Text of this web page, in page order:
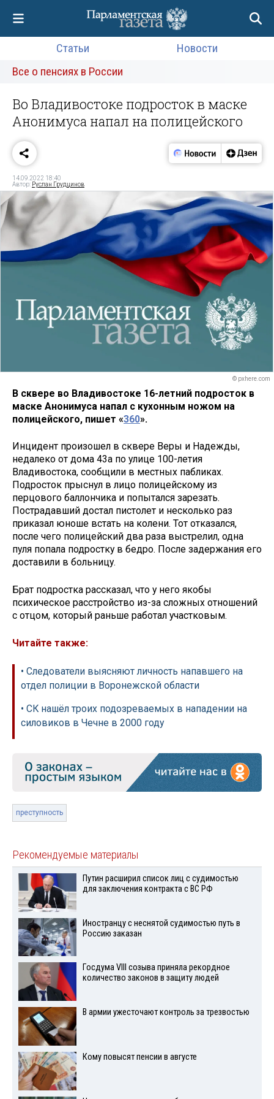
Статьи
Новости
Все о пенсиях в России
Во Владивостоке подросток в маске
Анонимуса напал на полицейского
14.09.2022 18:40
Автор: Руслан Грудцинов
© pxhere.com
В сквере во Владивостоке 16-летний подросток в
маске Анонимуса напал с кухонным ножом на
полицейского, пишет «360».
Инцидент произошел в сквере Веры и Надежды,
недалеко от дома 43а по улице 100-летия
Владивостока, сообщили в местных пабликах.
Подросток прыснул в лицо полицейскому из
перцового баллончика и попытался зарезать.
Пострадавший достал пистолет и несколько раз
приказал юноше встать на колени. Тот отказался,
после чего полицейский два раза выстрелил, одна
пуля попала подростку в бедро. После задержания его
доставили в больницу.
Брат подростка рассказал, что у него якобы
психическое расстройство из-за сложных отношений
с отцом, который раньше работал участковым.
Читайте также:
• Следователи выясняют личность напавшего на
отдел полиции в Воронежской области
• СК нашёл троих подозреваемых в нападении на
силовиков в Чечне в 2000 году
преступность
Рекомендуемые материалы
Путин расширил список лиц с судимостью
для заключения контракта с ВС РФ
Иностранцу с неснятой судимостью путь в
Россию заказан
Госдума VIII созыва приняла рекордное
количество законов в защиту людей
В армии ужесточают контроль за трезвостью
Кому повысят пенсии в августе